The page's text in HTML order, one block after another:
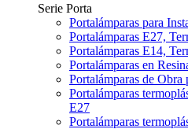
Serie Porta
Portalámparas para
Portalámparas E27,
Portalámparas E14,
Portalámparas en
Portalámparas de
Portalámparas
E27
Portalámparas